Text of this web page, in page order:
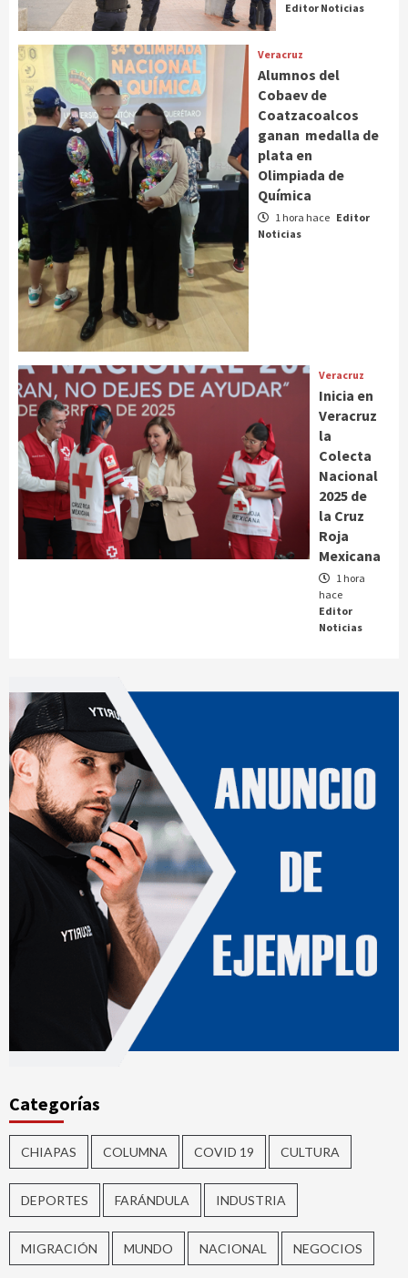
Editor Noticias
Veracruz
Alumnos del
Cobaev de
Coatzacoalcos
ganan medalla de
plata en
Olimpiada de
Química
1 hora hace Editor
Noticias
Veracruz
Inicia en
Veracruz
la
Colecta
Nacional
2025 de
la Cruz
Roja
Mexicana
1 hora
hace
Editor
Noticias
Categorías
CHIAPAS COLUMNA COVID 19 CULTURA
DEPORTES FARÁNDULA INDUSTRIA
MIGRACIÓN MUNDO NACIONAL NEGOCIOS